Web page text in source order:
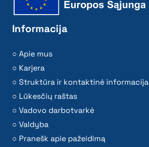
Informacija
Apie mus
Karjera
Struktūra ir kontaktinė informacija
Lūkesčių raštas
Vadovo darbotvarkė
Valdyba
Pranešk apie pažeidimą